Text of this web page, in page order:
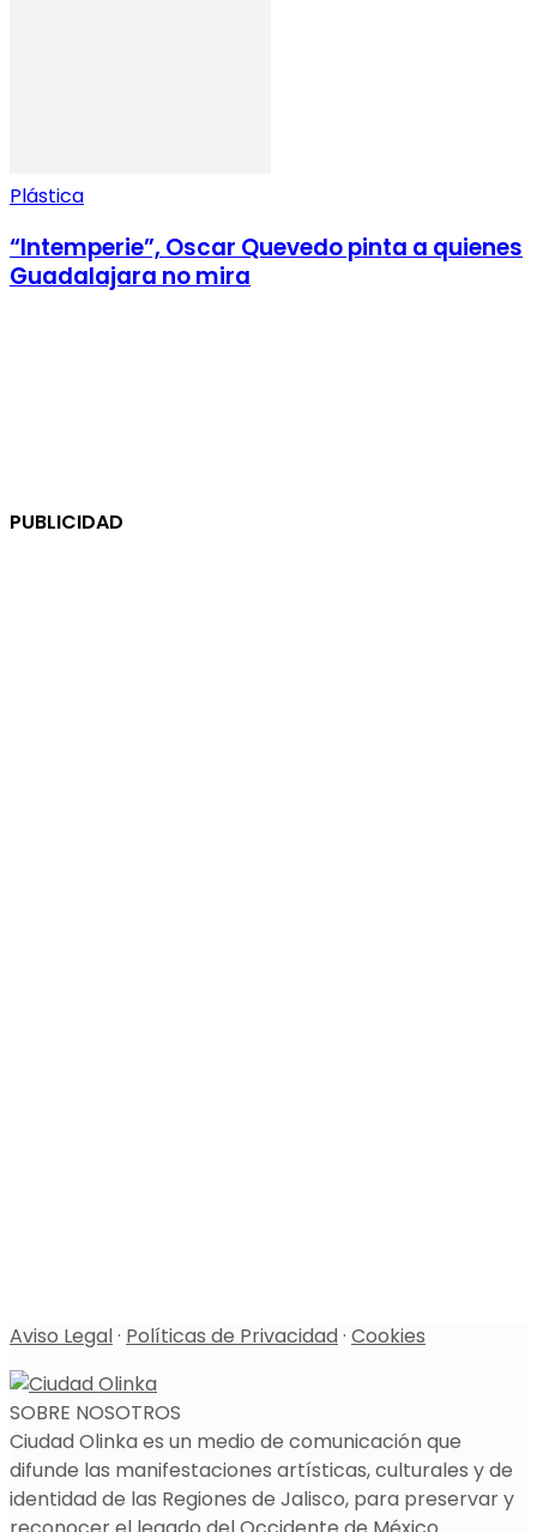
Plástica
“Intemperie”, Oscar Quevedo pinta a quienes
Guadalajara no mira
PUBLICIDAD
Aviso Legal· Políticas de Privacidad· Cookies
SOBRE NOSOTROS
Ciudad Olinka es un medio de comunicación que
difunde las manifestaciones artísticas, culturales y de
identidad de las Regiones de Jalisco, para preservar y